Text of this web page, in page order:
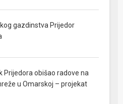
gazdinstva Prijedor
Prijedora obišao radove na
u Omarskoj – projekat